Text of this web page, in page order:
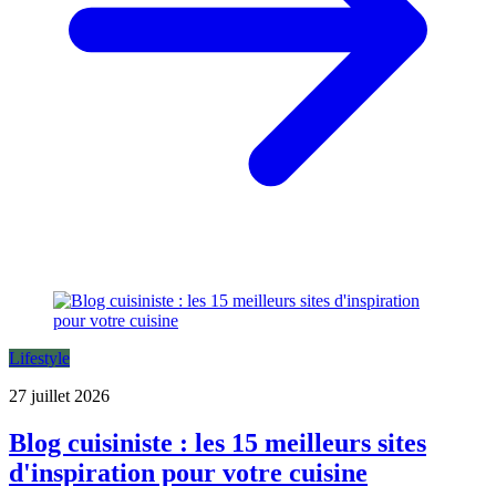
Lifestyle
27 juillet 2026
Blog cuisiniste : les 15 meilleurs sites
d'inspiration pour votre cuisine